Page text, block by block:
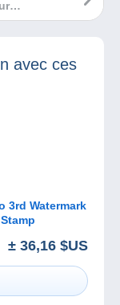
!
avec ces
± 36,16 $US